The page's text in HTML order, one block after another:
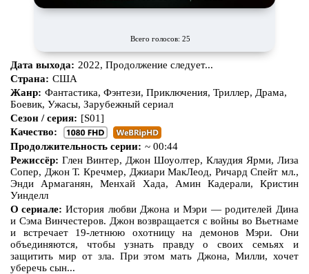
Всего голосов: 25
Дата выхода: 2022, Продолжение следует...
Страна: США
Жанр: Фантастика, Фэнтези, Приключения, Триллер, Драма,
Боевик, Ужасы, Зарубежный сериал
Сезон / серия: [S01]
Качество:
Продолжительность серии: ~ 00:44
Режиссёр: Глен Винтер, Джон Шоуолтер, Клаудия Ярми, Лиза
Сопер, Джон Т. Кречмер, Джиари МакЛеод, Ричард Спейт мл.,
Энди Армаганян, Менхай Хада, Амин Кадерали, Кристин
Уинделл
О сериале: История любви Джона и Мэри — родителей Дина
и Сэма Винчестеров. Джон возвращается с войны во Вьетнаме
и встречает 19-летнюю охотницу на демонов Мэри. Они
объединяются, чтобы узнать правду о своих семьях и
защитить мир от зла. При этом мать Джона, Милли, хочет
уберечь сын...